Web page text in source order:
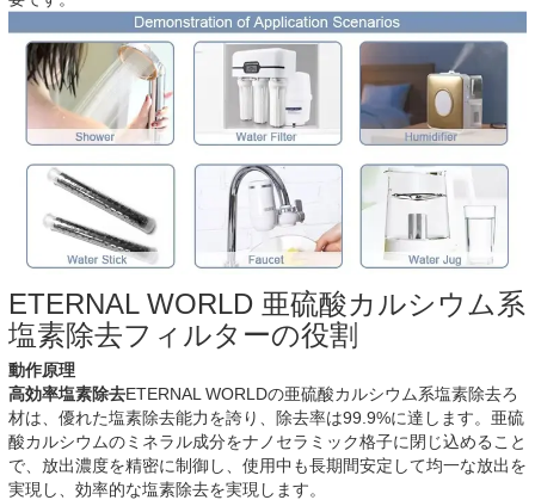
ETERNAL WORLD 亜硫酸カルシウム系
塩素除去フィルターの役割
動作原理
高効率塩素除去ETERNAL WORLDの亜硫酸カルシウム系塩素除去ろ
材は、優れた塩素除去能力を誇り、除去率は99.9%に達します。亜硫
酸カルシウムのミネラル成分をナノセラミック格子に閉じ込めること
で、放出濃度を精密に制御し、使用中も長期間安定して均一な放出を
実現し、効率的な塩素除去を実現します。